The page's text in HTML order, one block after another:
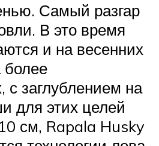
Самый разгар
В это время
и на весенних
более
с заглублением на
для этих целей
см, Rapala Husky